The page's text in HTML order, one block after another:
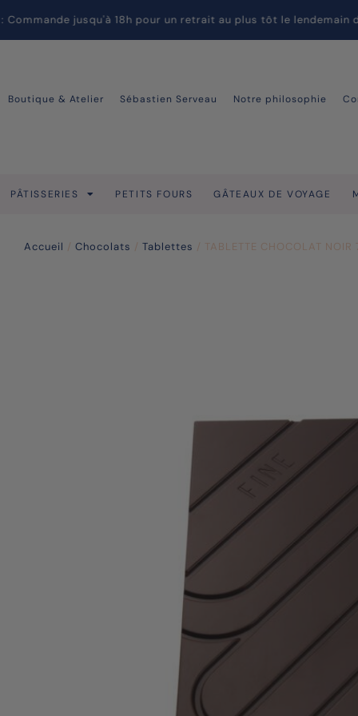
jusqu'à 18h pour un retrait au plus tôt le lendemain
Boutique & Atelier Sébastien Serveau Notre philosophie
PÂTISSERIES PETITS FOURS GÂTEAUX DE VOYAGE
Accueil / Chocolats / Tablettes / TABLETTE CHOCOLAT NOIR